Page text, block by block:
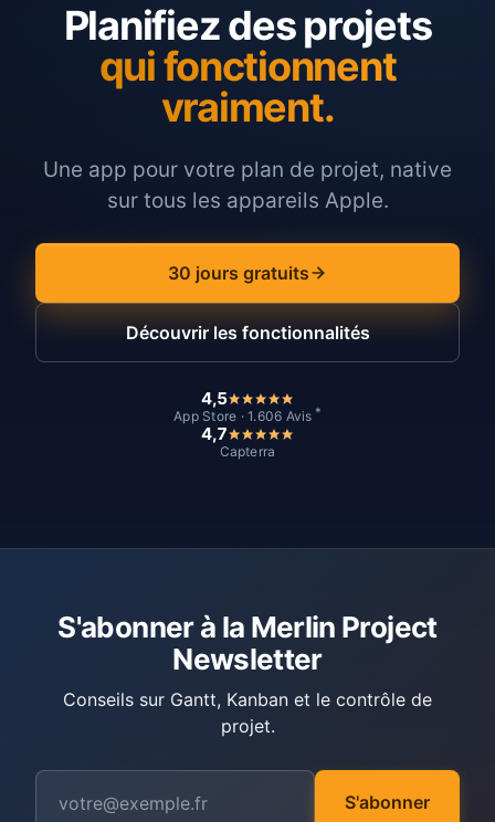
Planifiez des projets
qui fonctionnent
vraiment.
Une app pour votre plan de projet, native
sur tous les appareils Apple.
30 jours gratuits
Découvrir les fonctionnalités
4,5
App Store · 1.606 Avis *
4,7
Capterra
S'abonner à la Merlin Project
Newsletter
Conseils sur Gantt, Kanban et le contrôle de
projet.
S'abonner